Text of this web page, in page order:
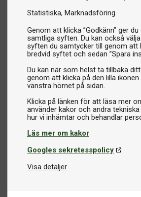
Statistiska Marknadsföring
Genom att klicka ”Godkänn” ger
samtliga syften. Du kan också
syften du samtycker till genom att
bredvid syftet och sedan ”Spara
Du kan när som helst ta tillbaka
genom att klicka på den lilla ikonen
vänstra hörnet på sidan.
Klicka på länken för att läsa mer
använder kakor och andra
Läs mer om kakor
Googles sekretesspolicy
Visa detaljer